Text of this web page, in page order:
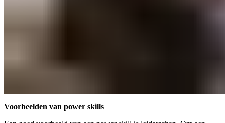
Voorbeelden van power skills